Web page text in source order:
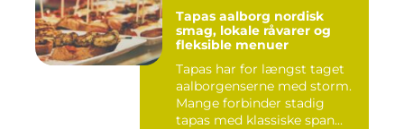
Tapas aalborg nordisk
smag, lokale råvarer og
fleksible menuer
Tapas har for længst taget
aalborgenserne med storm.
Mange forbinder stadig
tapas med klassiske span...